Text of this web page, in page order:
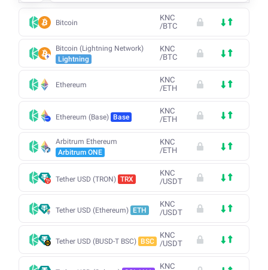
Bitcoin
KNC
/BTC
Bitcoin (Lightning Network)
Lightning
KNC
/BTC
Ethereum
KNC
/ETH
Ethereum (Base) Base
KNC
/ETH
Arbitrum Ethereum
Arbitrum ONE
KNC
/ETH
Tether USD (TRON) TRX
KNC
/USDT
Tether USD (Ethereum) ETH
KNC
/USDT
Tether USD (BUSD-T BSC) BSC
KNC
/USDT
KNC